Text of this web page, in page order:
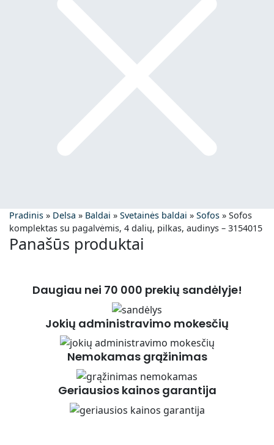
Pradinis » Delsa » Baldai » Svetainės baldai » Sofos » Sofos
komplektas su pagalvėmis, 4 dalių, pilkas, audinys – 3154015
Panašūs produktai
Daugiau nei 70 000 prekių sandėlyje!
Jokių administravimo mokesčių
Nemokamas grąžinimas
Geriausios kainos garantija